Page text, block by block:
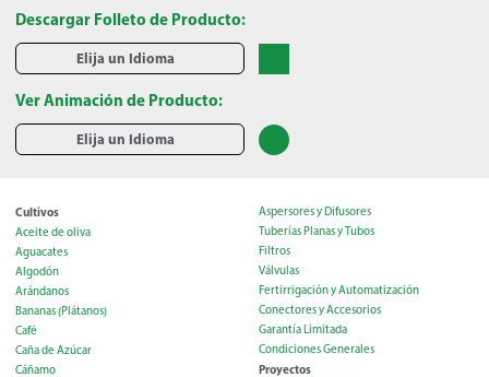
Descargar Folleto de Producto:
Elija un Idioma
Ver Animación de Producto:
Elija un Idioma
Cultivos
Aceite de oliva
Aguacates
Algodón
Arándanos
Bananas (Plátanos)
Café
Caña de Azúcar
Cáñamo
Aspersores y Difusores
Tuberías Planas y Tubos
Filtros
Válvulas
Fertirrigación y Automatización
Conectores y Accesorios
Garantía Limitada
Condiciones Generales
Proyectos